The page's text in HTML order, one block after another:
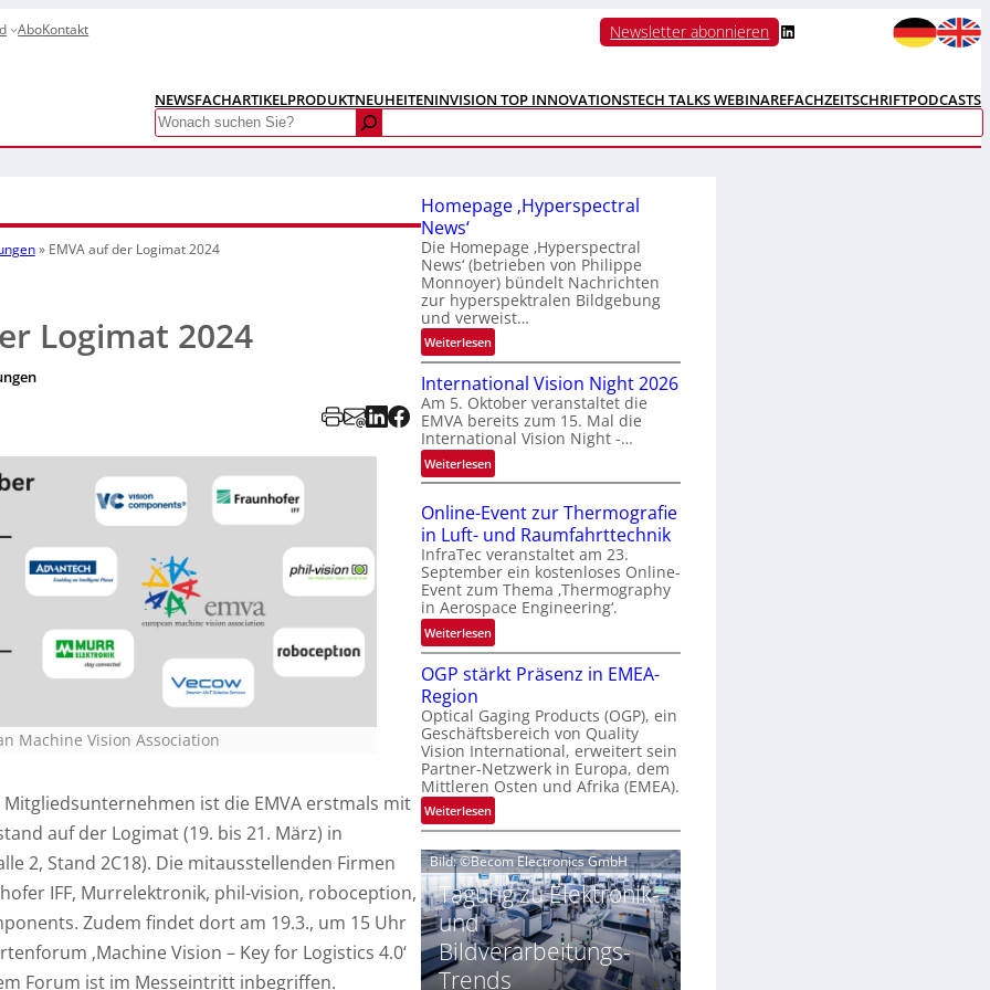
AboKontakt Newsletter abonnieren LinkedIn
NEWSFACHARTIKELPRODUKTNEUHEITENINVISION TOP INNOVATIONSTECH TALKS WEBINAREFACHZEITSCHRIFTPODCASTS
Search
» EMVA auf der Logimat 2024
Logimat 2024
Machine Vision Association
ist die EMVA erstmals mit
auf der Logimat (19. bis 21. März) in
2, Stand 2C18). Die mitausstellenden Firmen
IFF, Murrelektronik, phil-vision, roboception,
Zudem findet dort am 19.3., um 15 Uhr
‚Machine Vision – Key for Logistics 4.0‘
Forum ist im Messeintritt inbegriffen.
Homepage ‚Hyperspectral
News‘
Die Homepage ‚Hyperspectral
News‘ (betrieben von Philippe
Monnoyer) bündelt Nachrichten
zur hyperspektralen Bildgebung
und verweist…
Weiterlesen:
H
o
m
e
p
a
g
e
‚
H
y
p
e
r
s
p
c
t
r
a
l
N
w
s
‘
International Vision Night 2026
Am 5. Oktober veranstaltet die
EMVA bereits zum 15. Mal die
International Vision Night -…
Weiterlesen:
I
t
e
r
n
a
t
i
o
a
l
V
i
s
i
n
N
i
g
h
t
Online-Event zur Thermografie
in Luft- und Raumfahrttechnik
InfraTec veranstaltet am 23.
September ein kostenloses Online-
Event zum Thema ‚Thermography
in Aerospace Engineering‘.
Weiterlesen:
O
n
i
n
e
-
E
v
n
t
z
u
r
T
OGP stärkt Präsenz in EMEA-
Region
Optical Gaging Products (OGP), ein
Geschäftsbereich von Quality
Vision International, erweitert sein
Partner-Netzwerk in Europa, dem
Mittleren Osten und Afrika (EMEA).
Weiterlesen:
O
G
P
s
t
ä
r
k
Bild: ©Becom Electronics GmbH
Tagung zu Elektronik-
und
Bildverarbeitungs-
Trends